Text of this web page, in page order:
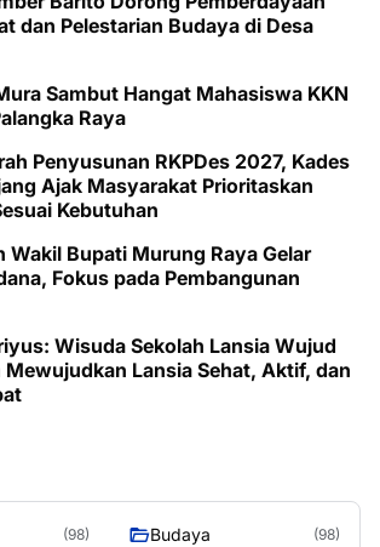
dan Pelestarian Budaya di Desa
Sambut Hangat Mahasiswa KKN
Raya
Penyusunan RKPDes 2027, Kades
Ajak Masyarakat Prioritaskan
Kebutuhan
Wakil Bupati Murung Raya Gelar
Fokus pada Pembangunan
Wisuda Sekolah Lansia Wujud
Mewujudkan Lansia Sehat, Aktif, dan
(98) Budaya (98)